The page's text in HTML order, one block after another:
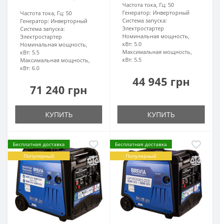
Частота тока, Гц: 50
Генератор: Инверторный
Система запуска:
Электростартер
Номинальная мощность,
кВт: 5.5
Максимальная мощность,
кВт: 6.0
71 240 грн
КУПИТЬ
Частота тока, Гц: 50
Генератор: Инверторный
Система запуска:
Электростартер
Номинальная мощность,
кВт: 5.0
Максимальная мощность,
кВт: 5.5
44 945 грн
КУПИТЬ
Бесплатная доставка
Популярный
Бесплатная доставка
Популярный